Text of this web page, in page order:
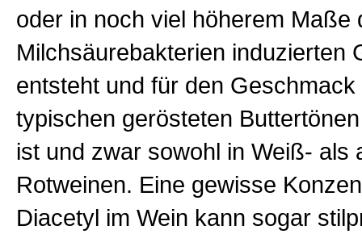
oder in noch viel höherem Maße
Milchsäurebakterien induzierten
entsteht und für den
typischen gerösteten
ist und zwar sowohl in Weiß- als
Rotweinen. Eine gewisse
Diacetyl im Wein kann sogar